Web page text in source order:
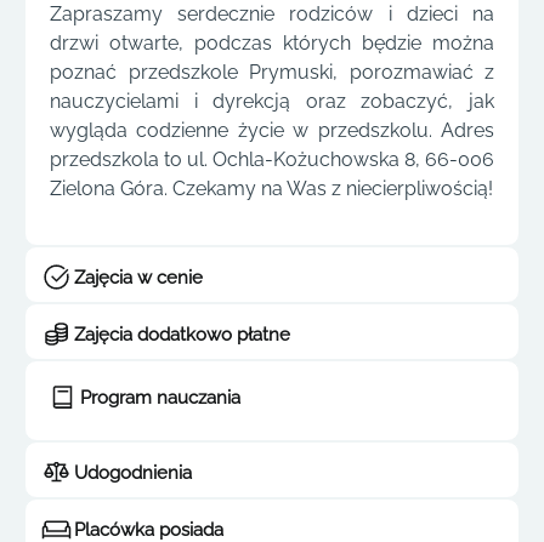
Zapraszamy serdecznie rodziców i dzieci na
drzwi otwarte, podczas których będzie można
poznać przedszkole Prymuski, porozmawiać z
nauczycielami i dyrekcją oraz zobaczyć, jak
wygląda codzienne życie w przedszkolu. Adres
przedszkola to ul. Ochla-Kożuchowska 8, 66-006
Zielona Góra. Czekamy na Was z niecierpliwością!
Zajęcia w cenie
Zajęcia dodatkowo płatne
Program nauczania
Udogodnienia
Placówka posiada